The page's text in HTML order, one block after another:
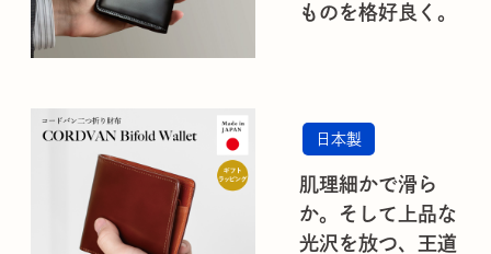
ものを格好良く。
日本製
肌理細かで滑ら
か。そして上品な
光沢を放つ、王道